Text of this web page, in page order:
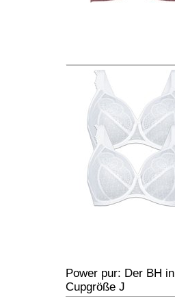
Power pur: Der BH in
Cupgröße J